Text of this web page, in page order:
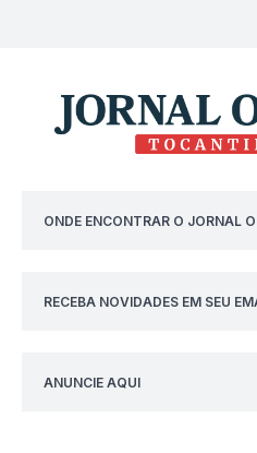
ONDE ENCONTRAR O JORNAL
RECEBA NOVIDADES EM SEU
ANUNCIE AQUI